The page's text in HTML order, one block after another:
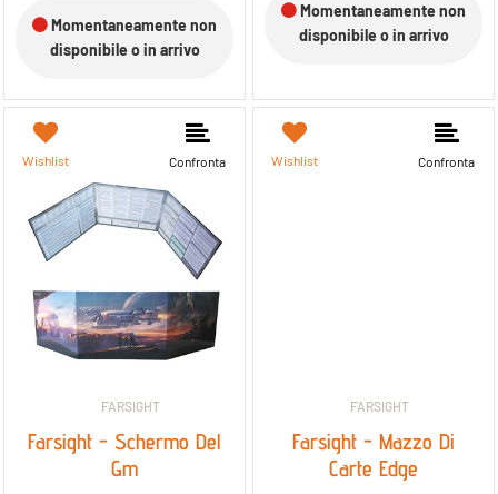
Momentaneamente non
disponibile o in arrivo
Momentaneamente non
disponibile o in arrivo
Wishlist Confronta
FARSIGHT
Farsight - Schermo Del
Gm
Wishlist Confronta
FARSIGHT
Farsight - Mazzo Di
Carte Edge